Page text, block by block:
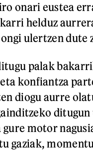
onari eustea
helduz
ulertzen dute
palak
konfiantza
diogu aurre
motor
gaziak,